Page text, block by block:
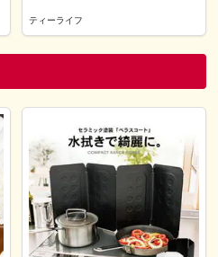
キリ プーアール茶 サポート ダ
イエット ダイエット茶 健康茶
ティーライフ